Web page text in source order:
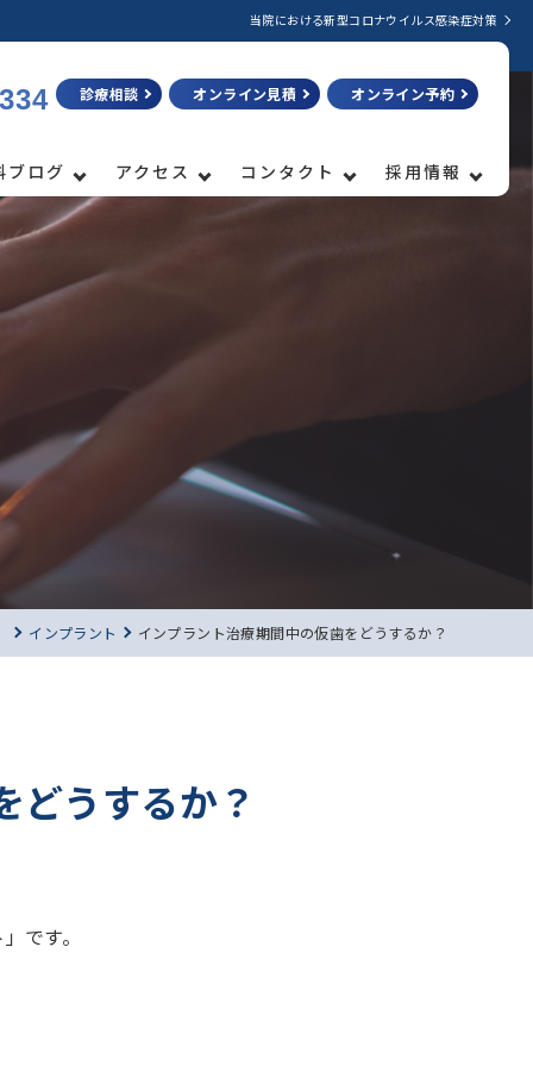
当院における新型コロナウイルス感染症対策
診療相談 オンライン見積 オンライン予約
ブログ アクセス コンタクト 採用情報
インプラント インプラント治療期間中の仮歯をどうするか？
どうするか？
です。